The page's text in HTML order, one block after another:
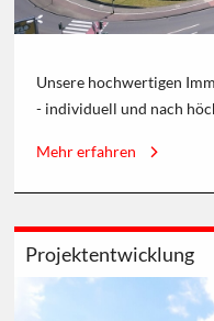
Unsere hochwertigen
- individuell und nach
Mehr erfahren
Projektentwicklung